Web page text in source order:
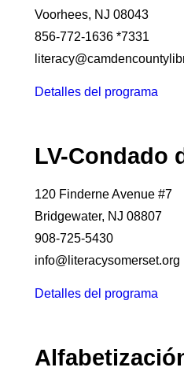
Voorhees, NJ 08043
856-772-1636 *7331
Detalles del programa
LV-Condado
120 Finderne Avenue #7
Bridgewater, NJ 08807
908-725-5430
info@literacysomerset.org
Detalles del programa